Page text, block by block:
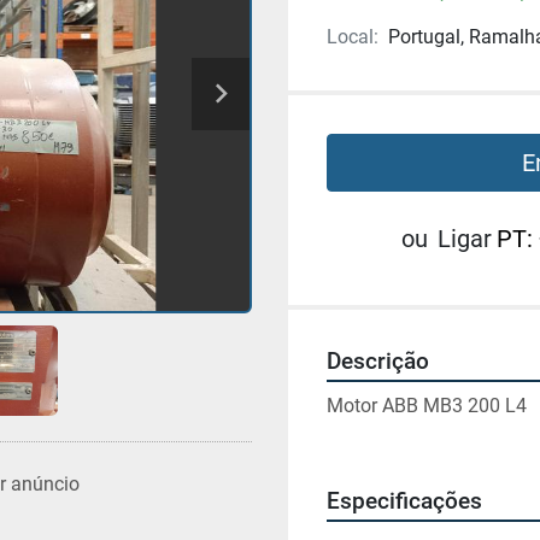
anúncio
Local: Portugal,
ou Ligar PT:
Descrição
Motor ABB MB3 200 L4
Especificações